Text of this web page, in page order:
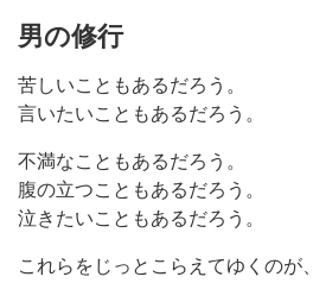
男の修行
苦しいこともあるだろう。
言いたいこともあるだろう。
不満なこともあるだろう。
腹の立つこともあるだろう。
泣きたいこともあるだろう。
これらをじっとこらえてゆくのが、